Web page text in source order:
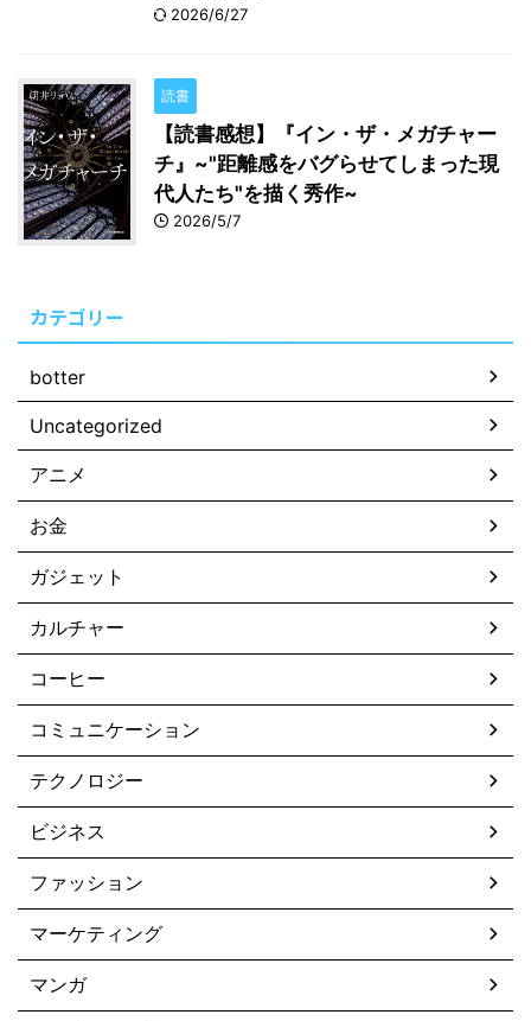
2026/6/27
読書
【読書感想】『イン・ザ・メガチャー
チ』~"距離感をバグらせてしまった現
代人たち"を描く秀作~
2026/5/7
カテゴリー
botter
Uncategorized
アニメ
お金
ガジェット
カルチャー
コーヒー
コミュニケーション
テクノロジー
ビジネス
ファッション
マーケティング
マンガ